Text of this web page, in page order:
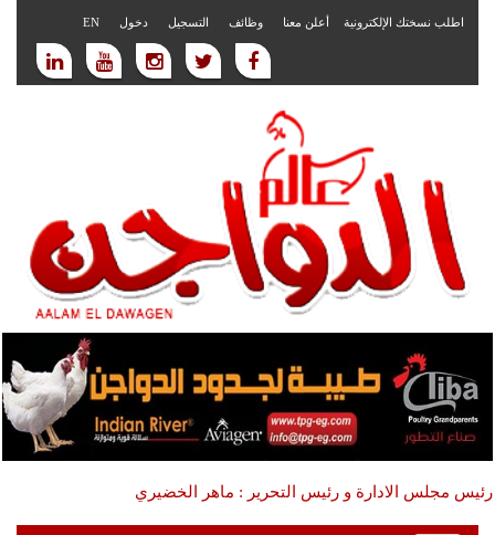
اطلب نسختك الإلكترونية أعلن معنا وظائف التسجيل دخول EN
رئيس مجلس الادارة و رئيس التحرير : ماهر الخضيري